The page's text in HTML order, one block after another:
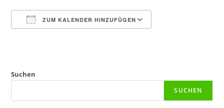
ZUM KALENDER HINZUFÜGEN
Suchen
SUCHEN